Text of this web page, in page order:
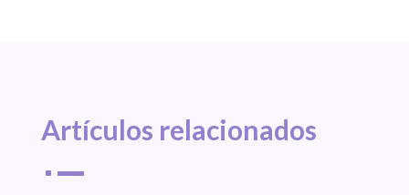
Artículos relacionados
^